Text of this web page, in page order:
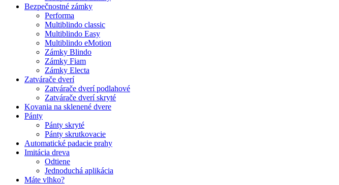
Bezpečnostné zámky
Performa
Multiblindo classic
Multiblindo Easy
Multiblindo eMotion
Zámky Blindo
Zámky Fiam
Zámky Electa
Zatvárače dverí
Zatvárače dverí podlahové
Zatvárače dverí skryté
Kovania na sklenené dvere
Pánty
Pánty skryté
Pánty skrutkovacie
Automatické padacie prahy
Imitácia dreva
Odtiene
Jednoduchá aplikácia
Máte vlhko?